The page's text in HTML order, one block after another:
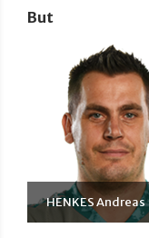
But
HENKES Andreas